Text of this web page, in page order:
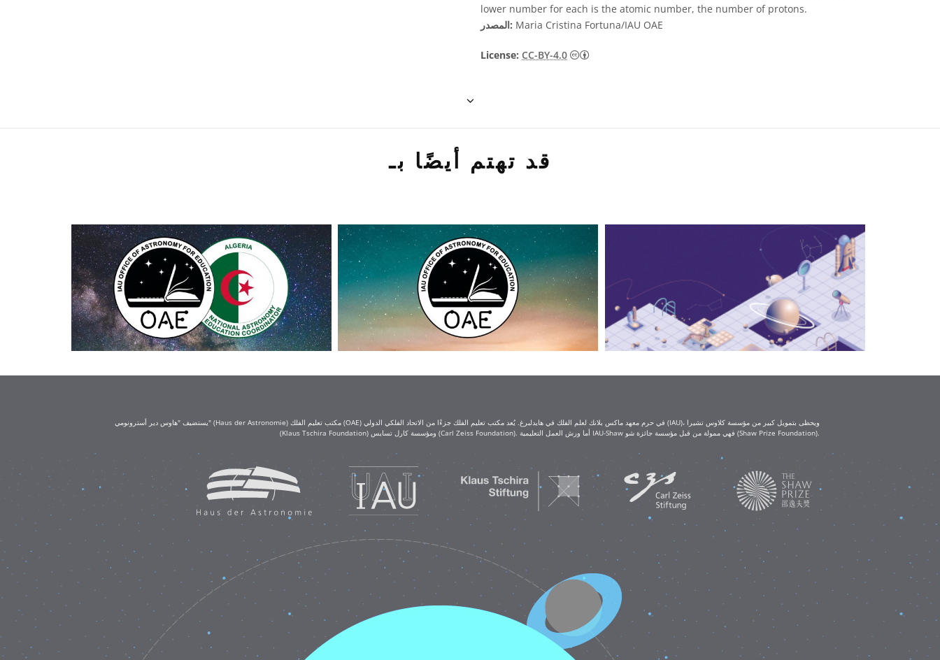
lower number for each is the atomic number, the number of protons.
المصدر: Maria Cristina Fortuna/IAU OAE
License: CC-BY-4.0
قد تهتم أيضًا بـ
يستضيف "هاوس دير أسترونومي" (Haus der Astronomie) مكتب تعليم الفلك (OAE) في حرم معهد ماكس بلانك لعلم الفلك في هايدلبرغ. يُعد مكتب تعليم الفلك جزءًا من الاتحاد الفلكي الدولي (IAU)، ويحظى بتمويل كبير من مؤسسة كلاوس تشيرا
(Klaus Tschira Foundation) ومؤسسة كارل تسايس (Carl Zeiss Foundation). أما ورش العمل التعليمية IAU-Shaw فهي ممولة من قبل مؤسسة جائزة شو (Shaw Prize Foundation).